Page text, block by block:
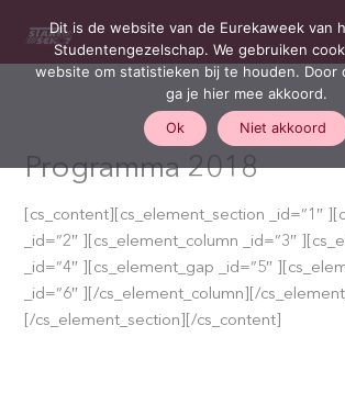
naar
de
Programma 2018
[cs_content][cs_element_section _id=”1″
_id=”2″ ][cs_element_column _id=”3″
_id=”4″ ][cs_element_gap _id=”5″
_id=”6″ ][/cs_element_column][/
[/cs_element_section][/cs_content]
Dit is de website van de Eurekaweek van
Studentengezelschap. We gebruiken
website om statistieken bij te houden. Door
ga je hier mee akkoord.
Ok Niet akkoord